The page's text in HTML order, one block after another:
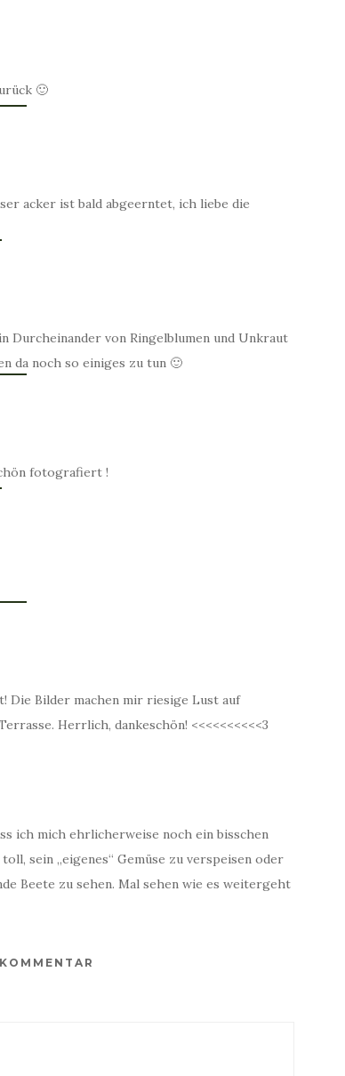
🙂
acker ist bald abgeerntet, ich liebe die
Durcheinander von Ringelblumen und Unkraut
da noch so einiges zu tun 🙂
fotografiert !
Die Bilder machen mir riesige Lust auf
Herrlich, dankeschön! <<<<<<<<<<3
ich mich ehrlicherweise noch ein bisschen
sein „eigenes“ Gemüse zu verspeisen oder
Beete zu sehen. Mal sehen wie es weitergeht